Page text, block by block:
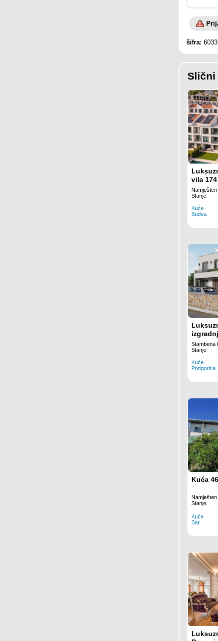
šifra:
Slični
vila 174
Namješten
Stanje:
Kuće
Budva
500m2,
Stambena
Stanje:
Kuće
Podgorica
Kuća
Namješten
Stanje:
Kuće
Bar